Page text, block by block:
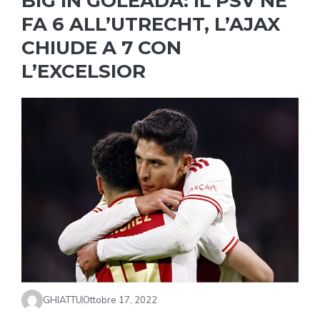
FA 6 ALL’UTRECHT, L’AJAX
CHIUDE A 7 CON
L’EXCELSIOR
GHIATTUOttobre 17, 2022